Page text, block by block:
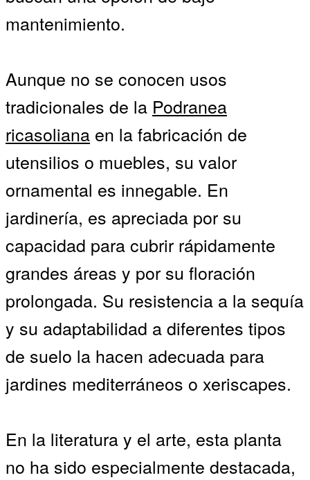
mantenimiento.
Aunque no se conocen usos
tradicionales de la Podranea
ricasoliana en la fabricación de
utensilios o muebles, su valor
ornamental es innegable. En
jardinería, es apreciada por su
capacidad para cubrir rápidamente
grandes áreas y por su floración
prolongada. Su resistencia a la sequía
y su adaptabilidad a diferentes tipos
de suelo la hacen adecuada para
jardines mediterráneos o xeriscapes.
En la literatura y el arte, esta planta
no ha sido especialmente destacada,